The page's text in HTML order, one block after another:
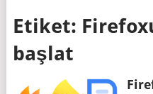
Etiket:
başlat